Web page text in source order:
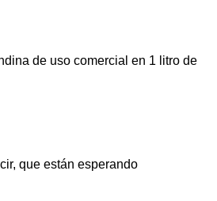
de uso comercial en 1 litro de
que están esperando